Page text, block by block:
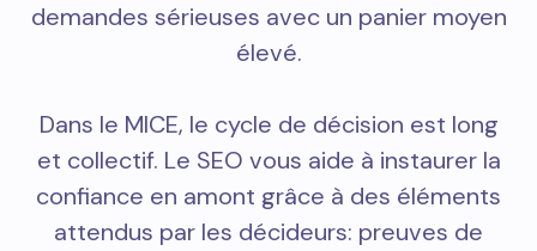
demandes sérieuses avec un panier moyen
élevé.
Dans le MICE, le cycle de décision est long
et collectif. Le SEO vous aide à instaurer la
confiance en amont grâce à des éléments
attendus par les décideurs: preuves de